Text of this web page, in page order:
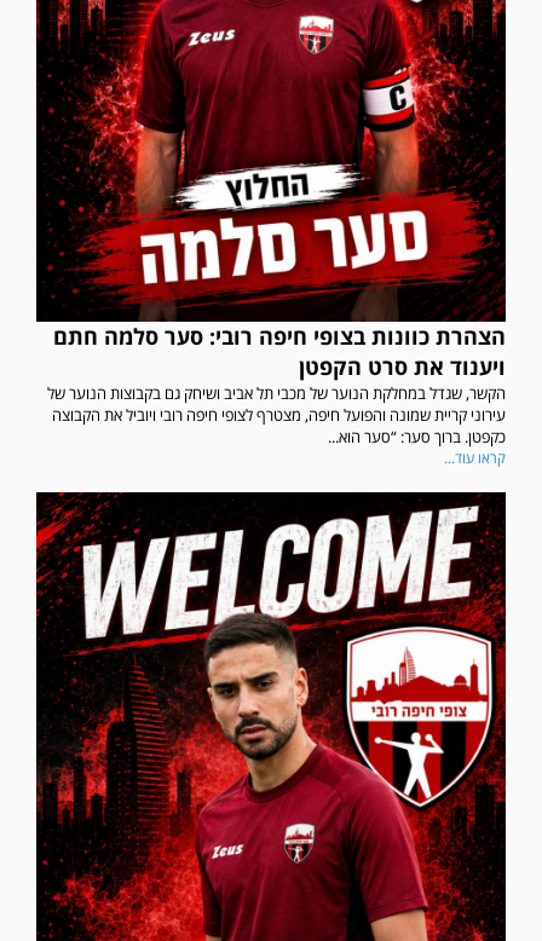
הצהרת כוונות בצופי חיפה רובי: סער סלמה חתם
ויענוד את סרט הקפטן
הקשר, שגדל במחלקת הנוער של מכבי תל אביב ושיחק גם בקבוצות הנוער של
עירוני קריית שמונה והפועל חיפה, מצטרף לצופי חיפה רובי ויוביל את הקבוצה
כקפטן. ברוך סער: “סער הוא...
קראו עוד...